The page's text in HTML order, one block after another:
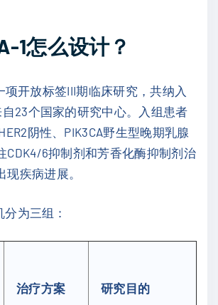
1怎么设计？
项开放标签III期临床研究，共纳入
23个国家的研究中心。入组患者
阴性、PIK3CA野生型晚期乳腺
CDK4/6抑制剂和芳香化酶抑制剂治
疾病进展。
分为三组：
治疗方案 研究目的